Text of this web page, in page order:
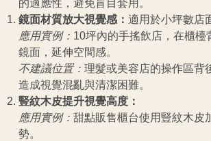
的適應性，避免盲目套用。
鏡面材質放大視覺感： 適用於小坪數店
應用實例： 10坪內的手搖飲店，在櫃檯
鏡面，延伸空間感。
不建議位置： 理髮或美容店的操作區背
造成視覺混亂與清潔困難。
豎紋木皮提升視覺高度：
應用實例： 甜點販售櫃台使用豎紋木皮
勢。